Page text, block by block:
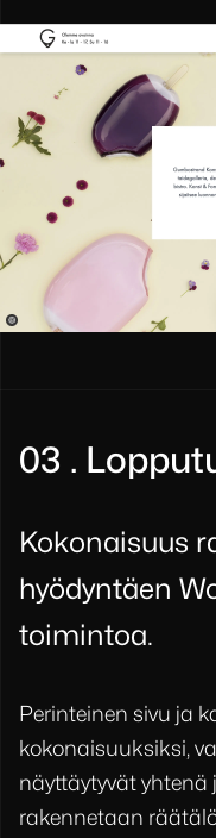
03 .
Kokonaisuus
hyödyntäen
toimintoa.
Perinteinen sivu ja
kokonaisuuksiksi,
näyttäytyvät
rakennetaan